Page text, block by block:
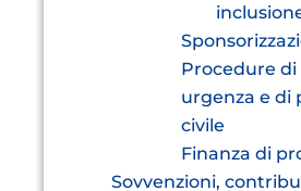
Procedure di
urgenza e di
civile
Finanza di
Sovvenzioni,